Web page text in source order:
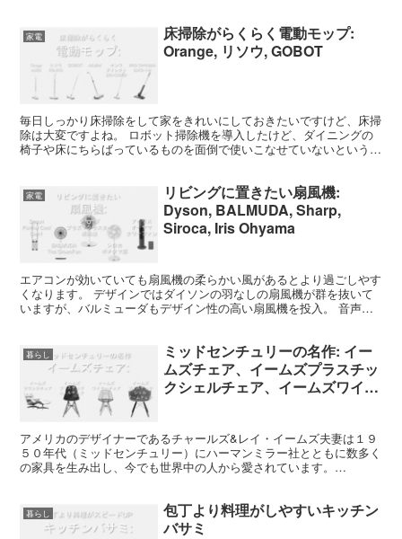
家電
床掃除がらくらく電動モップ:
Orange, リソウ, GOBOT
毎日しっかり床掃除をして家をきれいにしておきたいですけど、床掃
除は大変ですよね。 ロボット掃除機を導入したけど、ダイニングの
椅子や床にちらばっているものを面倒で使いこなせていないという人
家電
リビングに置きたい扇風機:
Dyson, BALMUDA, Sharp,
Siroca, Iris Ohyama
エアコンが効いていても扇風機の柔らかい風があるとより過ごしやす
くなります。 デザインではダイソンの羽なしの扇風機が群を抜いて
いますが、バルミューダもデザイン性の高い扇風機を投入。 音声操
暮らし
ミッドセンチュリーの名作: イー
ムズチェア、イームズプラスチッ
クシェルチェア、イームズワイヤ
アメリカのデザイナーであるチャールズ&レイ・イームズ夫妻は１９
５０年代（ミッドセンチュリー）にハーマンミラー社とともに数多く
の家具を生み出し、今でも世界中の人から愛されています。
暮らし
包丁より料理がしやすいキッチン
バサミ